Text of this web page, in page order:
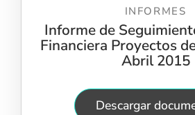
INFORMES
Informe de
Financiera Proyectos
Abril 2015
Descargar